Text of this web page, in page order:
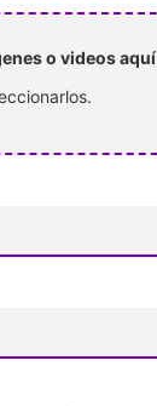
o videos aquí